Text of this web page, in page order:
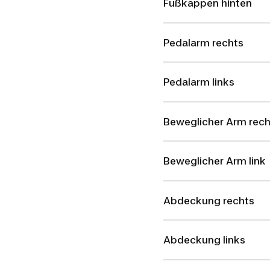
Fußkappen hinten
Pedalarm rechts
Pedalarm links
Beweglicher Arm
Beweglicher Arm link
Abdeckung rechts
Abdeckung links